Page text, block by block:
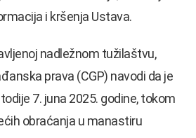
i kršenja Ustava.
nadležnom tužilaštvu,
prava (CGP) navodi da je
7. juna 2025. godine, tokom
obraćanja u manastiru